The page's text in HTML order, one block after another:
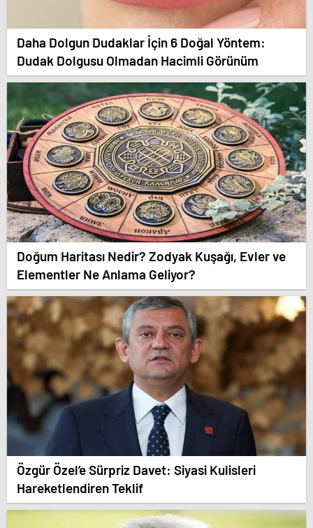
Daha Dolgun Dudaklar İçin 6 Doğal Yöntem:
Dudak Dolgusu Olmadan Hacimli Görünüm
Doğum Haritası Nedir? Zodyak Kuşağı, Evler ve
Elementler Ne Anlama Geliyor?
Özgür Özel’e Sürpriz Davet: Siyasi Kulisleri
Hareketlendiren Teklif